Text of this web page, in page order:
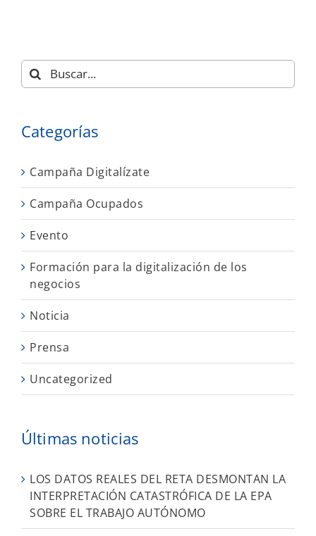
Buscar:
Categorías
Campaña Digitalízate
Campaña Ocupados
Evento
Formación para la digitalización de los
negocios
Noticia
Prensa
Uncategorized
Últimas noticias
LOS DATOS REALES DEL RETA DESMONTAN LA
INTERPRETACIÓN CATASTRÓFICA DE LA EPA
SOBRE EL TRABAJO AUTÓNOMO